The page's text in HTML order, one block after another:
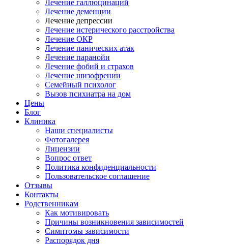
Лечение галлюцинаций
Лечение деменции
Лечение депрессии
Лечение истерического расстройства
Лечение ОКР
Лечение панических атак
Лечение паранойи
Лечение фобий и страхов
Лечение шизофрении
Семейный психолог
Вызов психиатра на дом
Цены
Блог
Клиника
Наши специалисты
Фотогалерея
Лицензии
Вопрос ответ
Политика конфиденциальности
Пользовательское соглашение
Отзывы
Контакты
Родственникам
Как мотивировать
Причины возникновения зависимостей
Симптомы зависимости
Распорядок дня